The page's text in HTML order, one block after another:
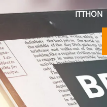
ITTHON